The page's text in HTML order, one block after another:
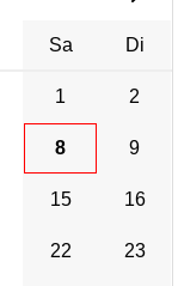
Sa Di
1 2
8 9
15 16
22 23